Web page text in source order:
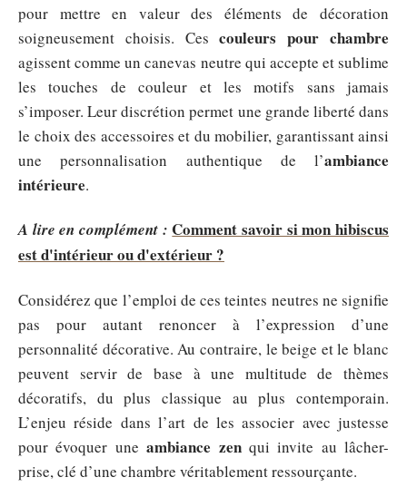
pour mettre en valeur des éléments de décoration
soigneusement choisis. Cescouleurs pour chambre
agissent comme un canevas neutre qui accepte et sublime
les touches de couleur et les motifs sans jamais
s’imposer. Leur discrétion permet une grande liberté dans
le choix des accessoires et du mobilier, garantissant ainsi
une personnalisation authentique de l’ambiance
intérieure.
A lire en complément : Comment savoir si mon hibiscus
est d'intérieur ou d'extérieur ?
Considérez que l’emploi de ces teintes neutres ne signifie
pas pour autant renoncer à l’expression d’une
personnalité décorative. Au contraire, le beige et le blanc
peuvent servir de base à une multitude de thèmes
décoratifs, du plus classique au plus contemporain.
L’enjeu réside dans l’art de les associer avec justesse
pour évoquer uneambiance zenqui invite au lâcher-
prise, clé d’une chambre véritablement ressourçante.